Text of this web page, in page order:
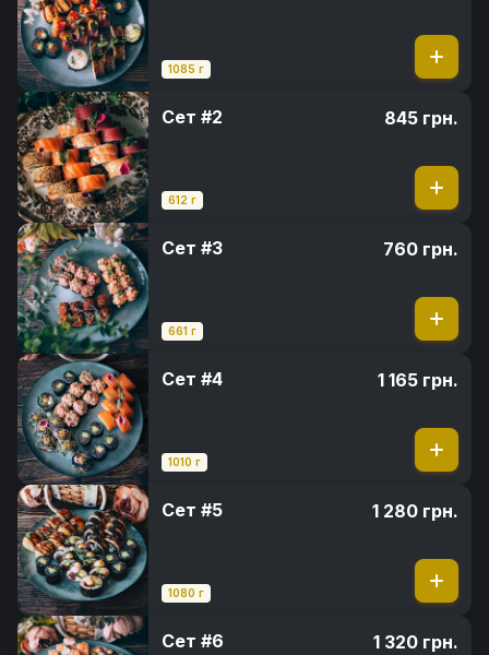
1085 г
Сет #2
612 г
845 грн.
Сет #3
661 г
760 грн.
Сет #4
1010 г
1 165 грн.
Сет #5
1080 г
1 280 грн.
Сет #6 1 320 грн.